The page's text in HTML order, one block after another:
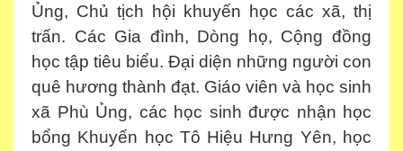
Ủng, Chủ tịch hội khuyến học các xã, thị
trấn. Các Gia đình, Dòng họ, Cộng đồng
học tập tiêu biểu. Đại diện những người con
quê hương thành đạt. Giáo viên và học sinh
xã Phù Ủng, các học sinh được nhận học
bổng Khuyến học Tô Hiệu Hưng Yên, học